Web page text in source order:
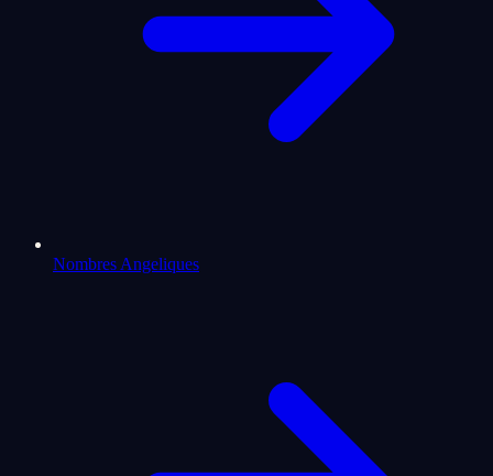
Nombres Angeliques